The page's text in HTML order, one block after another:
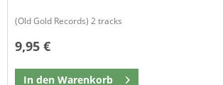
(Old Gold Records) 2 tracks
9,95 €
In den Warenkorb